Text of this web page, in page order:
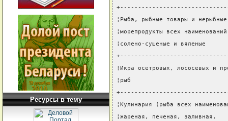
Ресурсы в тему
¦Рыба, рыбные товары и
¦морепродукты всех
¦солено-сушеные и
¦Икра осетровых,
¦рыб
¦Кулинария (рыба всех
¦жареная, печеная,